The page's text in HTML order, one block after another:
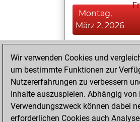
Montag,
März 2, 2026
You played
blitz games
You scored
+152 =5 -181 in
Freitag,
Wir verwenden Cookies und
um bestimmte Funktionen zur
Nutzererfahrungen zu verbessern
Inhalte auszuspielen. Abhängig von
Verwendungszweck können dabei
erforderlichen Cookies auch